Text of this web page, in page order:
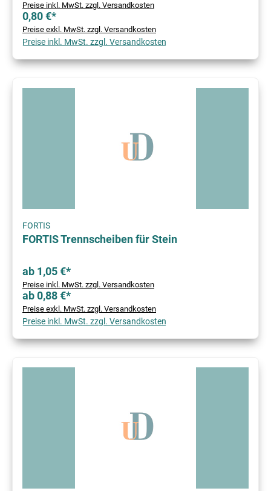
Preise inkl. MwSt. zzgl. Versandkosten
0,80 €*
Preise exkl. MwSt. zzgl. Versandkosten
Preise inkl. MwSt. zzgl. Versandkosten
FORTIS
FORTIS Trennscheiben für Stein
ab 1,05 €*
Preise inkl. MwSt. zzgl. Versandkosten
ab 0,88 €*
Preise exkl. MwSt. zzgl. Versandkosten
Preise inkl. MwSt. zzgl. Versandkosten